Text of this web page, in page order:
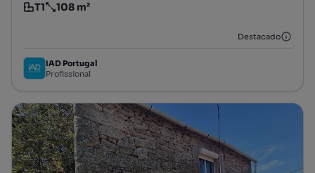
Tipologia
T1
Preço por metro quadrado
108 m²
Destacado
IAD Portugal
Profissional